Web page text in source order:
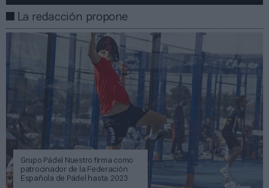
La redacción propone
Grupo Pádel Nuestro firma como
patrocinador de la Federación
Española de Pádel hasta 2023